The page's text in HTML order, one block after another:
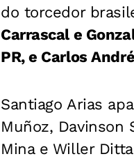
do torcedor
Carrascal e
PR, e Carlos
Santiago Arias
Muñoz, Davinson
Mina e Willer